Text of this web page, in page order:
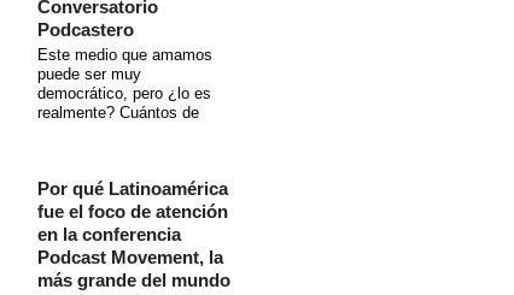
Conversatorio
Podcastero
Este medio que amamos
puede ser muy
democrático, pero ¿lo es
realmente? Cuántos de
Por qué Latinoamérica
fue el foco de atención
en la conferencia
Podcast Movement, la
más grande del mundo